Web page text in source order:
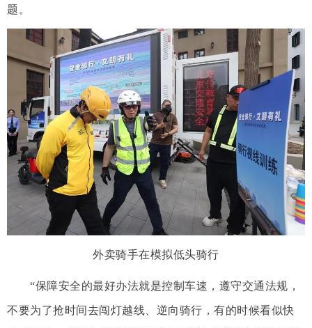
题。
外卖骑手在模拟低头骑行
“保障安全的最好办法就是控制车速，遵守交通法规，
不要为了抢时间去闯灯越线、逆向骑行，有的时候看似快